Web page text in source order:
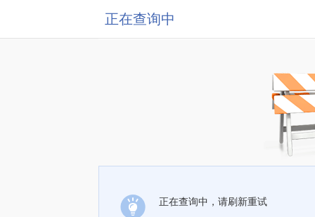
正在查询中
正在查询中，请刷新重试